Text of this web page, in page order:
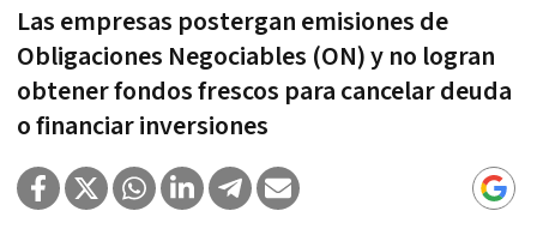
Las empresas postergan emisiones de
Obligaciones Negociables (ON) y no logran
obtener fondos frescos para cancelar deuda
o financiar inversiones